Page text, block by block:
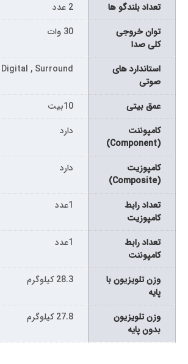
تعداد بلندگو ها
2 عدد
توان خروجی
کلی صدا
30 وات
استاندارد های
صوتی
, Surround
عمق بیتی
10بیت
کامپوننت
(Component)
دارد
کامپوزیت
(Composite)
دارد
تعداد رابط
کامپوزیت
1عدد
تعداد رابط
کامپوننت
1عدد
وزن تلویزیون با
پایه
28.3 کیلوگرم
وزن تلویزیون
بدون پایه
27.8 کیلوگرم